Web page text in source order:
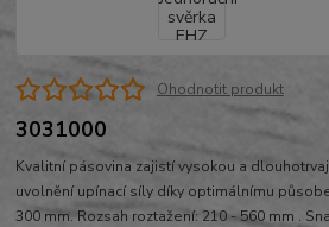
Ohodnotit produkt
3031000
Kvalitní pásovina zajistí vysokou a
uvolnění upínací síly díky optimálnímu
300 mm. Rozsah roztažení: 210 - 560 mm .